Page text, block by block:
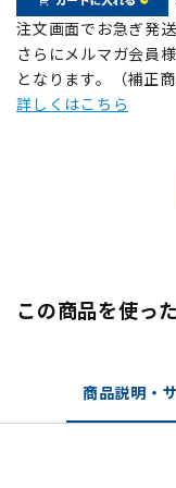
注文画面でお急ぎ発
さらにメルマガ会員
となります。（補正
詳しくはこちら
この商品を使っ
商品説明・